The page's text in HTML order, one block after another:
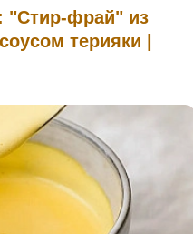
"Стир-фрай" из
терияки |